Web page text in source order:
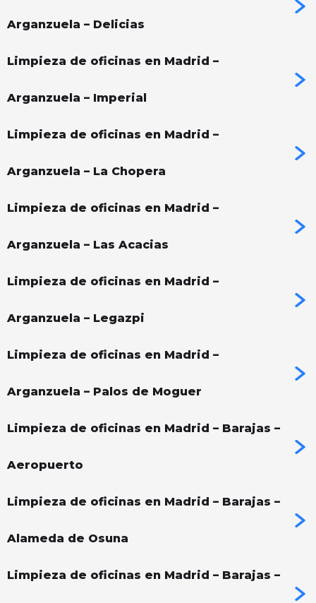
Arganzuela – Delicias
Limpieza de oficinas en Madrid –
Arganzuela – Imperial
Limpieza de oficinas en Madrid –
Arganzuela – La Chopera
Limpieza de oficinas en Madrid –
Arganzuela – Las Acacias
Limpieza de oficinas en Madrid –
Arganzuela – Legazpi
Limpieza de oficinas en Madrid –
Arganzuela – Palos de Moguer
Limpieza de oficinas en Madrid – Barajas –
Aeropuerto
Limpieza de oficinas en Madrid – Barajas –
Alameda de Osuna
Limpieza de oficinas en Madrid – Barajas –